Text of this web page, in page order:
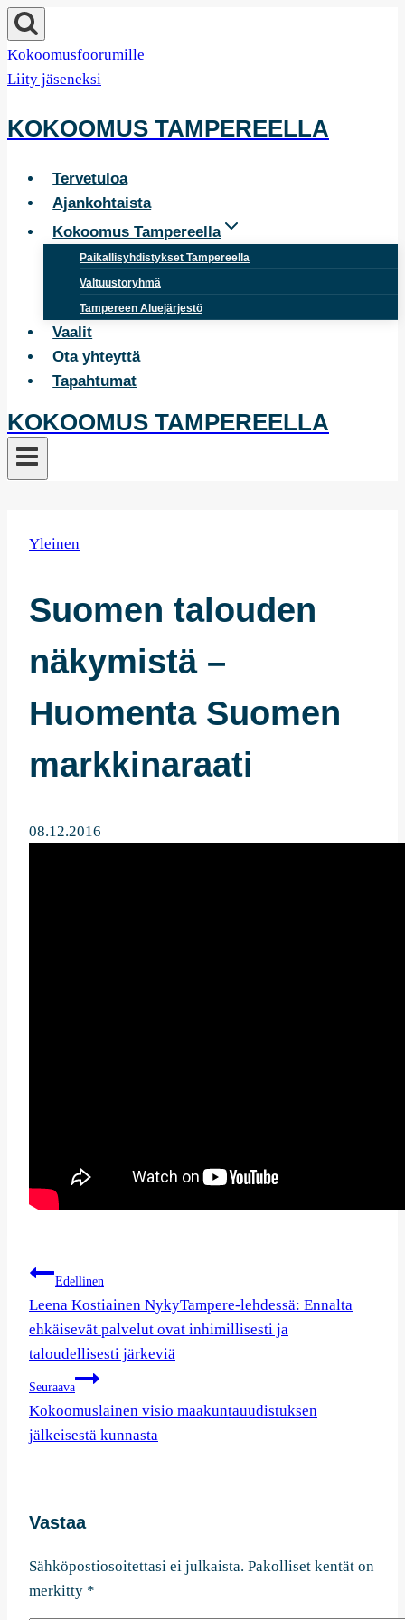
Siirry
sisältöön
Kokoomusfoorumille
Liity jäseneksi
KOKOOMUS TAMPEREELLA
Tervetuloa
Ajankohtaista
Kokoomus Tampereella
Paikallisyhdistykset Tampereella
Valtuustoryhmä
Tampereen Aluejärjestö
Vaalit
Ota yhteyttä
Tapahtumat
KOKOOMUS TAMPEREELLA
Yleinen
Suomen talouden
näkymistä –
Huomenta Suomen
markkinaraati
08.12.2016
Artikkelien
selaus
Edellinen
Leena Kostiainen NykyTampere-lehdessä: Ennalta
ehkäisevät palvelut ovat inhimillisesti ja
taloudellisesti järkeviä
Seuraava
Kokoomuslainen visio maakuntauudistuksen
jälkeisestä kunnasta
Vastaa
Sähköpostiosoitettasi ei julkaista. Pakolliset kentät on
merkitty *